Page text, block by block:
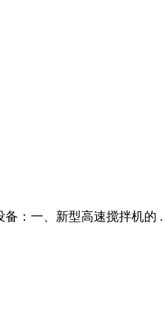
：一、新型高速搅拌机的 .